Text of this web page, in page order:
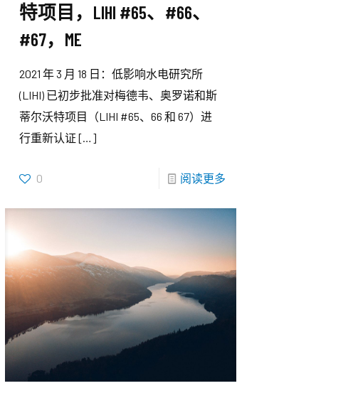
特项目，LIHI #65、#66、
#67，ME
2021 年 3 月 18 日：低影响水电研究所
(LIHI) 已初步批准对梅德韦、奥罗诺和斯
蒂尔沃特项目（LIHI #65、66 和 67）进
行重新认证 […]
0 阅读更多